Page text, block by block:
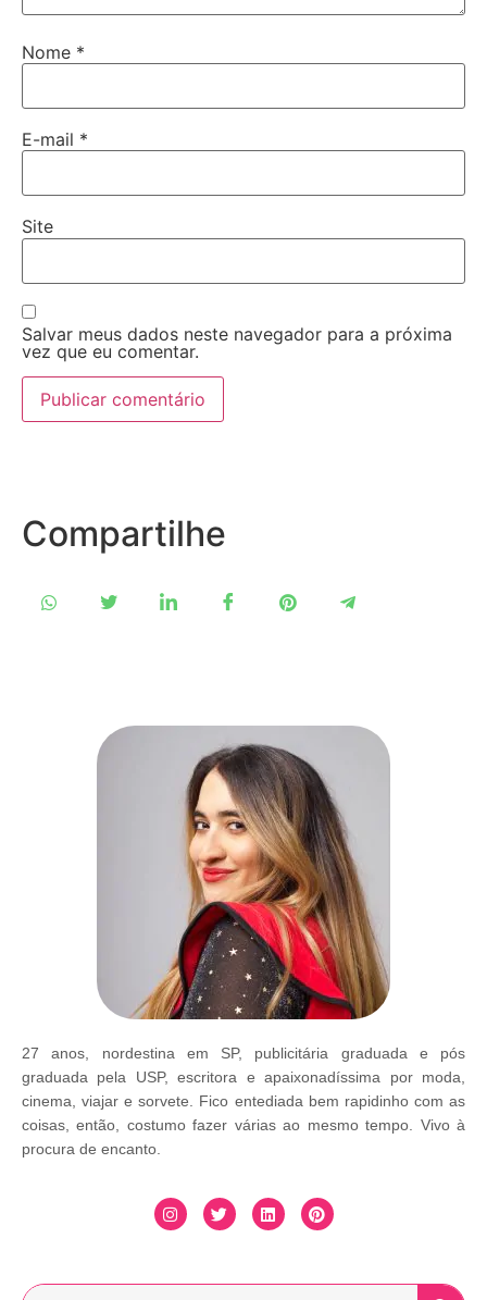
Nome *
E-mail *
Site
Salvar meus dados neste navegador para a próxima
vez que eu comentar.
Compartilhe
27 anos, nordestina em SP, publicitária graduada e pós
graduada pela USP, escritora e apaixonadíssima por moda,
cinema, viajar e sorvete. Fico entediada bem rapidinho com as
coisas, então, costumo fazer várias ao mesmo tempo. Vivo à
procura de encanto.